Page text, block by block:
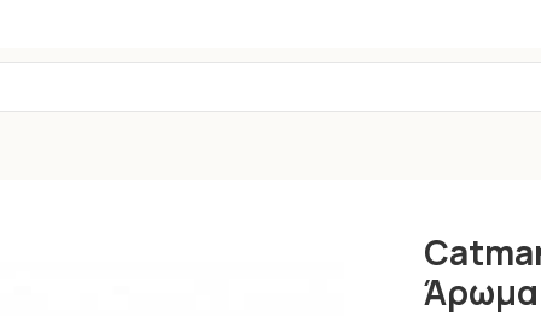
Λεβάντα 10 Lt (8,5 Kgr)
Άρωμα